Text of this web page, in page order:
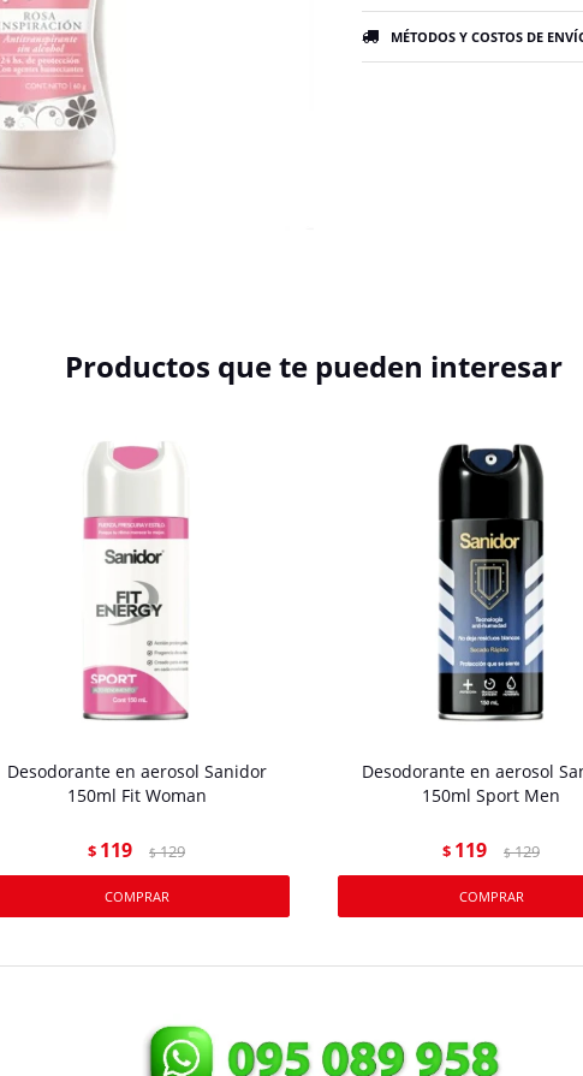
MÉTODOS Y COSTOS DE
Productos que te pueden interesar
Desodorante en aerosol Sanidor
150ml Fit Woman
$ 119 $ 129
Desodorante en aerosol
150ml Sport Men
$ 119 $ 129